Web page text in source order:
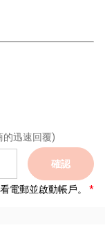
的迅速回覆)
確認
電郵並啟動帳戶。